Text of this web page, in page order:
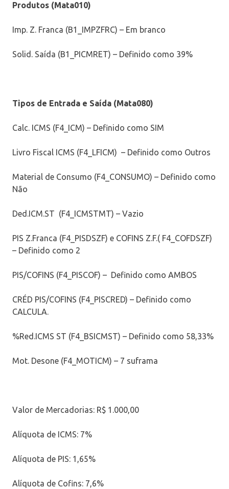
Produtos (Mata010)
Imp. Z. Franca (B1_IMPZFRC) – Em branco
Solid. Saída (B1_PICMRET) – Definido como 39%
Tipos de Entrada e Saída (Mata080)
Calc. ICMS (F4_ICM) – Definido como SIM
Livro Fiscal ICMS (F4_LFICM) – Definido como Outros
Material de Consumo (F4_CONSUMO) – Definido como
Não
Ded.ICM.ST (F4_ICMSTMT) – Vazio
PIS Z.Franca (F4_PISDSZF) e COFINS Z.F.( F4_COFDSZF)
– Definido como 2
PIS/COFINS (F4_PISCOF) – Definido como AMBOS
CRÉD PIS/COFINS (F4_PISCRED) – Definido como
CALCULA.
%Red.ICMS ST (F4_BSICMST) – Definido como 58,33%
Mot. Desone (F4_MOTICM) – 7 suframa
Valor de Mercadorias: R$ 1.000,00
Alíquota de ICMS: 7%
Alíquota de PIS: 1,65%
Alíquota de Cofins: 7,6%